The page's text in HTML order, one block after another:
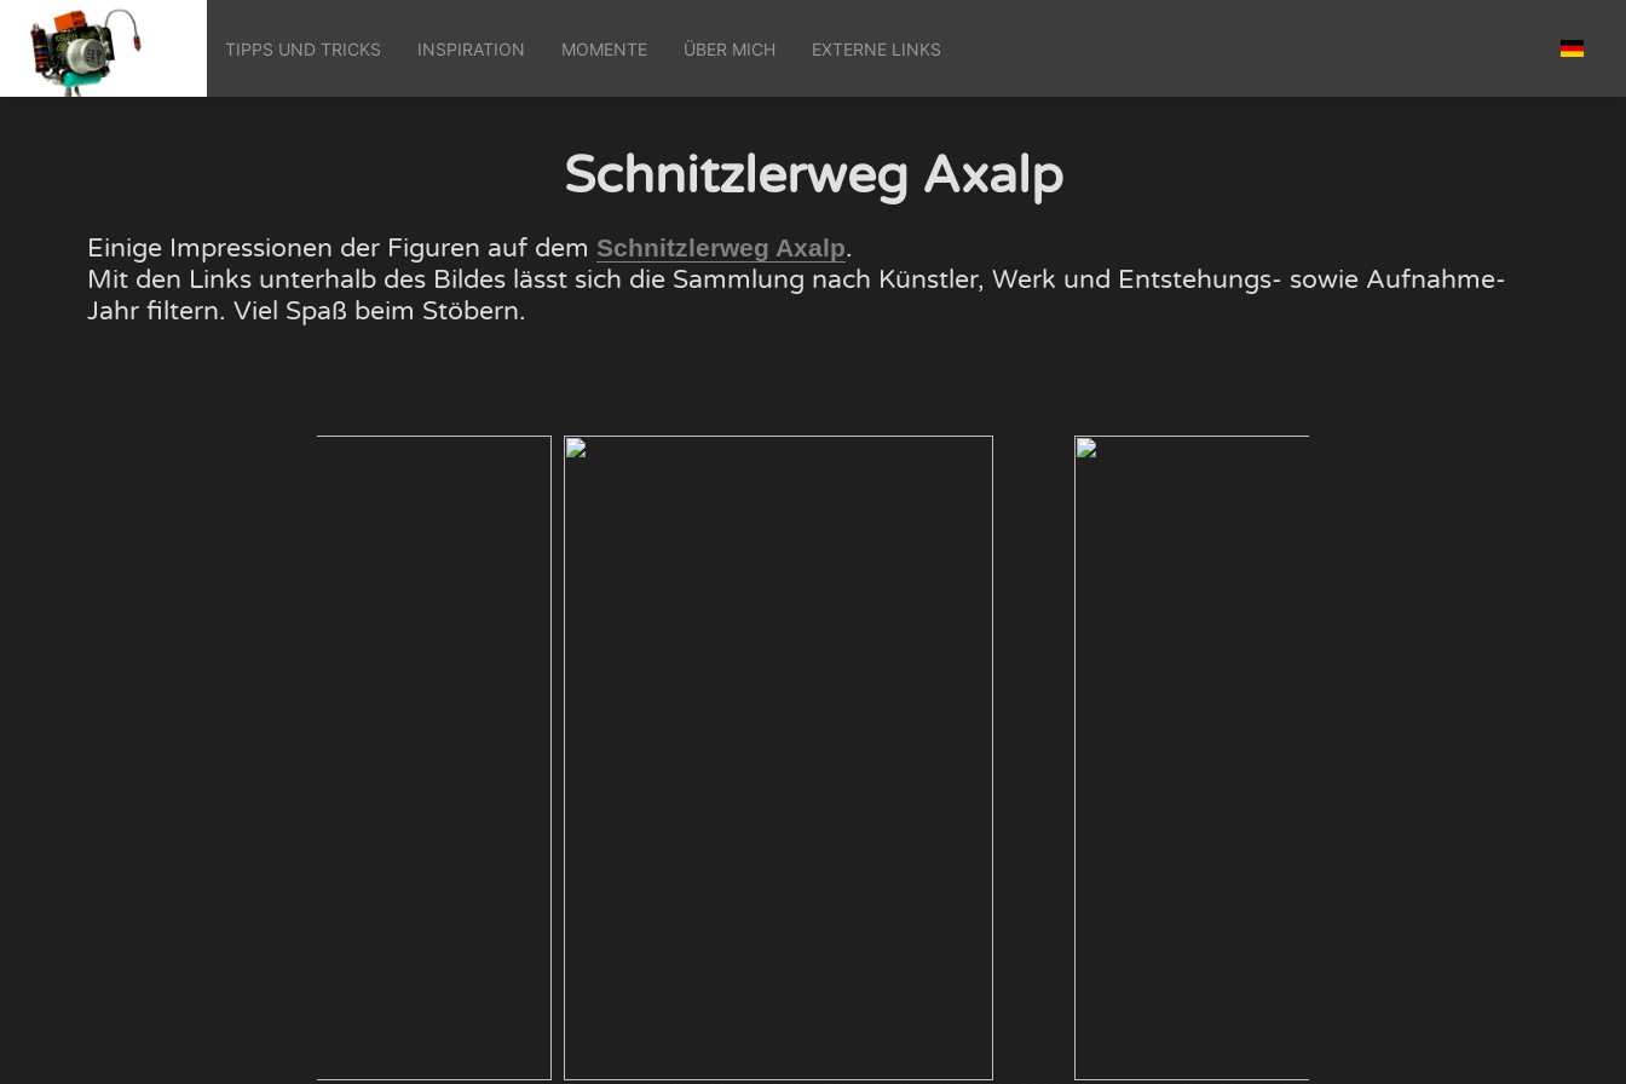
TIPPS UND TRICKS INSPIRATION MOMENTE ÜBER MICH EXTERNE LINKS
Schnitzlerweg Axalp
Einige Impressionen der Figuren auf dem Schnitzlerweg Axalp.
Mit den Links unterhalb des Bildes lässt sich die Sammlung nach Künstler, Werk und Entstehungs- sowie Aufnahme-
Jahr filtern. Viel Spaß beim Stöbern.